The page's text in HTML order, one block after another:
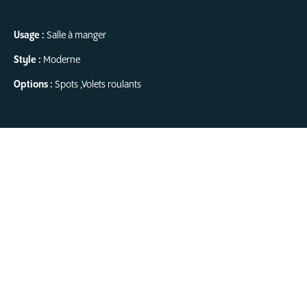
Usage : Salle à manger
Style : Moderne
Options : Spots ,Volets roulants